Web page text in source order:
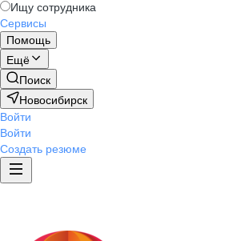
Ищу сотрудника
Сервисы
Помощь
Ещё
Поиск
Новосибирск
Войти
Войти
Создать резюме